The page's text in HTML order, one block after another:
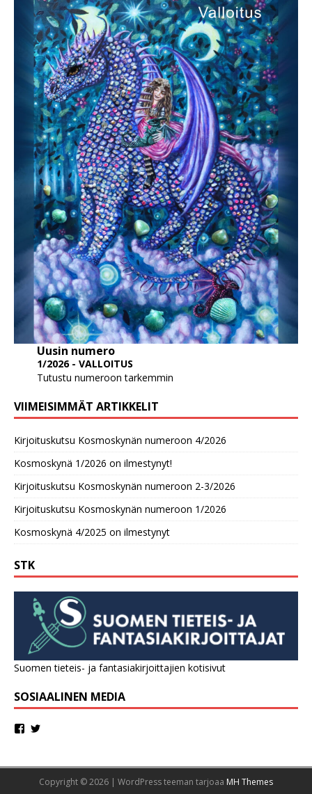
Uusin numero
1/2026 - VALLOITUS
Tutustu numeroon tarkemmin
VIIMEISIMMÄT ARTIKKELIT
Kirjoituskutsu Kosmoskynän numeroon 4/2026
Kosmoskynä 1/2026 on ilmestynyt!
Kirjoituskutsu Kosmoskynän numeroon 2-3/2026
Kirjoituskutsu Kosmoskynän numeroon 1/2026
Kosmoskynä 4/2025 on ilmestynyt
STK
Suomen tieteis- ja fantasiakirjoittajien kotisivut
SOSIAALINEN MEDIA
Copyright © 2026 | WordPress teeman tarjoaa MH Themes